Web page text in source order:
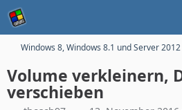
Windows 8, Windows 8.1 und Server 2012
Volume verkleinern,
verschieben